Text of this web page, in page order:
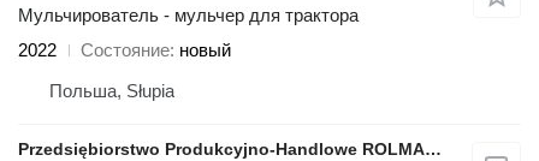
Мульчирователь - мульчер для трактора
2022
Состояние новый
Польша, Słupia
Przedsiębiorstwo Produkcyjno-Handlowe ROLMAPOL Marcin Dziekan